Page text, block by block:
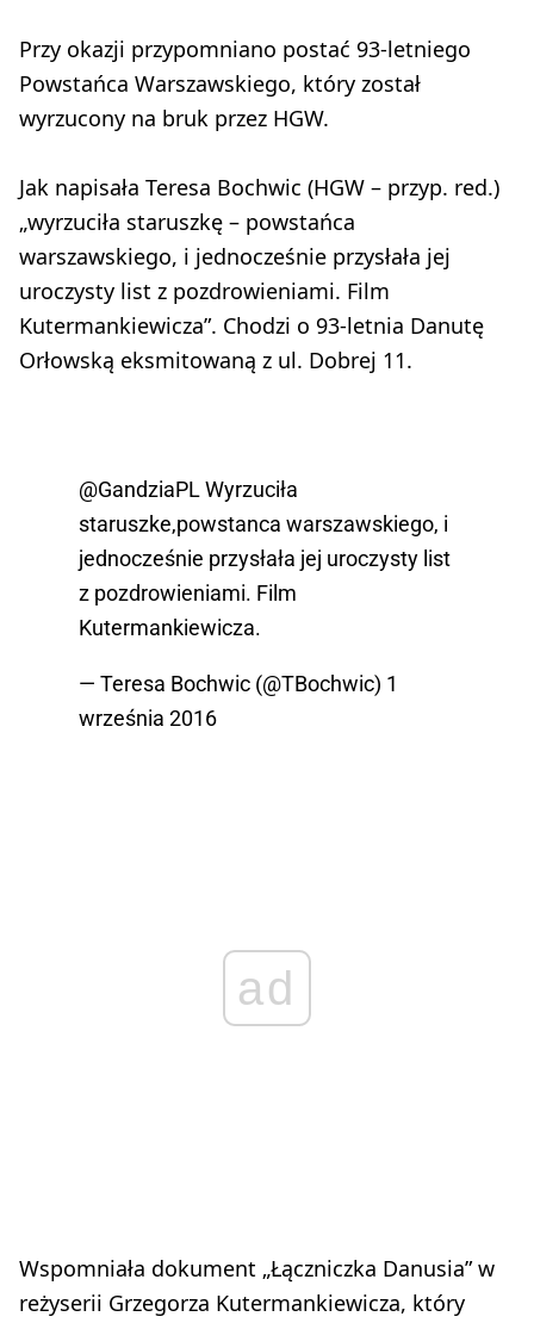
Przy okazji przypomniano postać 93-letniego
Powstańca Warszawskiego, który został
wyrzucony na bruk przez HGW.
Jak napisała Teresa Bochwic (HGW – przyp. red.)
„wyrzuciła staruszkę – powstańca
warszawskiego, i jednocześnie przysłała jej
uroczysty list z pozdrowieniami. Film
Kutermankiewicza”. Chodzi o 93-letnia Danutę
Orłowską eksmitowaną z ul. Dobrej 11.
@GandziaPLWyrzuciła
staruszke,powstanca warszawskiego, i
jednocześnie przysłała jej uroczysty list
z pozdrowieniami. Film
Kutermankiewicza.
— Teresa Bochwic (@TBochwic) 1
września 2016
ad
Wspomniała dokument „Łączniczka Danusia” w
reżyserii Grzegorza Kutermankiewicza, który